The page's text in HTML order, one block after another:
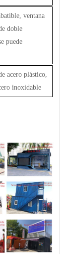
ventana
doble
puede
acero plástico,
inoxidable